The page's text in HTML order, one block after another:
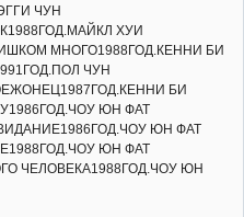
ЧУН
ХУИ
МНОГО1988ГОД.КЕННИ БИ
ЧУН
БИ
ЮН ФАТ
ЮН ФАТ
ЮН ФАТ
ЧЕЛОВЕКА1988ГОД.ЧОУ ЮН